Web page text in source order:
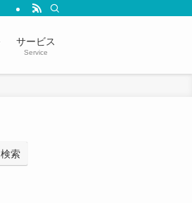
サービス
Service
検索